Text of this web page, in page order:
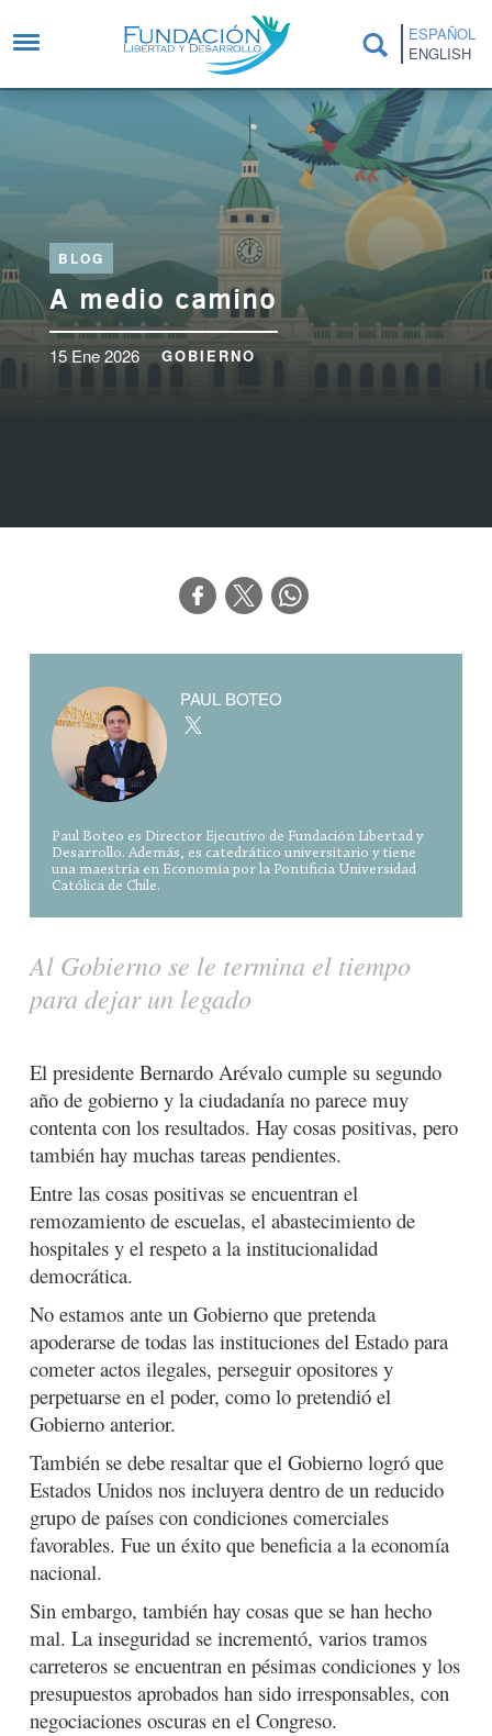
ESPAÑOL
ENGLISH
BLOG
A medio camino
15 Ene 2026 GOBIERNO
Al Gobierno se le termina el tiempo
para dejar un legado
El presidente Bernardo Arévalo cumple su segundo
año de gobierno y la ciudadanía no parece muy
contenta con los resultados. Hay cosas positivas, pero
también hay muchas tareas pendientes.
Entre las cosas positivas se encuentran el
remozamiento de escuelas, el abastecimiento de
hospitales y el respeto a la institucionalidad
democrática.
No estamos ante un Gobierno que pretenda
apoderarse de todas las instituciones del Estado para
cometer actos ilegales, perseguir opositores y
perpetuarse en el poder, como lo pretendió el
Gobierno anterior.
También se debe resaltar que el Gobierno logró que
Estados Unidos nos incluyera dentro de un reducido
grupo de países con condiciones comerciales
favorables. Fue un éxito que beneficia a la economía
nacional.
Sin embargo, también hay cosas que se han hecho
mal. La inseguridad se incrementó, varios tramos
carreteros se encuentran en pésimas condiciones y los
presupuestos aprobados han sido irresponsables, con
negociaciones oscuras en el Congreso.
PAUL BOTEO
Paul Boteo es Director Ejecutivo de Fundación Libertad y
Desarrollo. Además, es catedrático universitario y tiene
una maestría en Economía por la Pontificia Universidad
Católica de Chile.